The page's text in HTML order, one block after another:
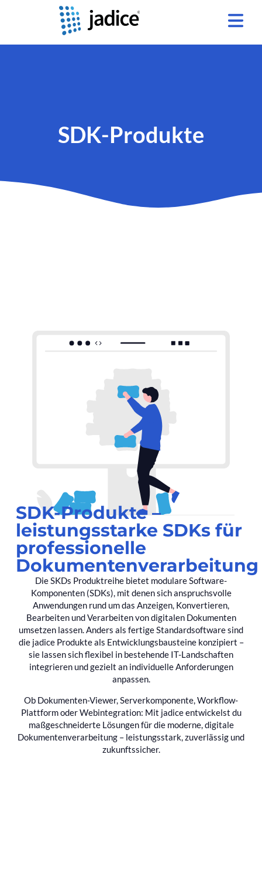
SDK-Produkte
SDK-Produkte –
leistungsstarke SDKs für
professionelle
Dokumentenverarbeitung
Die SKDs Produktreihe bietet modulare Software-
Komponenten (SDKs), mit denen sich anspruchsvolle
Anwendungen rund um das Anzeigen, Konvertieren,
Bearbeiten und Verarbeiten von digitalen Dokumenten
umsetzen lassen. Anders als fertige Standardsoftware sind
die jadice Produkte als Entwicklungsbausteine konzipiert –
sie lassen sich flexibel in bestehende IT-Landschaften
integrieren und gezielt an individuelle Anforderungen
anpassen.
Ob Dokumenten-Viewer, Serverkomponente, Workflow-
Plattform oder Webintegration: Mit jadice entwickelst du
maßgeschneiderte Lösungen für die moderne, digitale
Dokumentenverarbeitung – leistungsstark, zuverlässig und
zukunftssicher.